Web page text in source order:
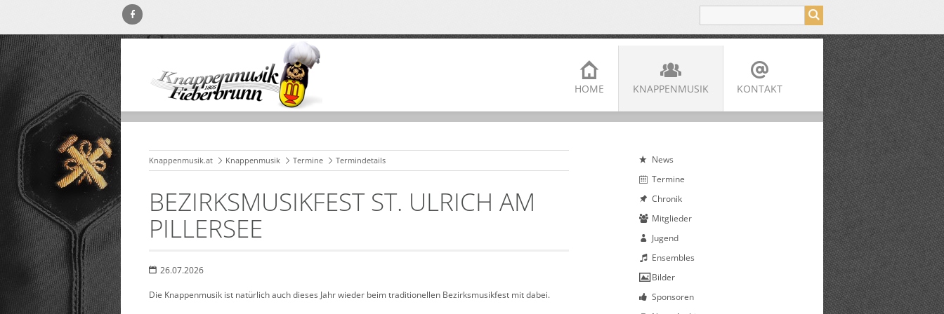
HOME KNAPPENMUSIK KONTAKT
Knappenmusik.at Knappenmusik Termine Termindetails
BEZIRKSMUSIKFEST ST. ULRICH AM
PILLERSEE
26.07.2026
Die Knappenmusik ist natürlich auch dieses Jahr wieder beim traditionellen Bezirksmusikfest mit dabei.
News
Termine
Chronik
Mitglieder
Jugend
Ensembles
Bilder
Sponsoren